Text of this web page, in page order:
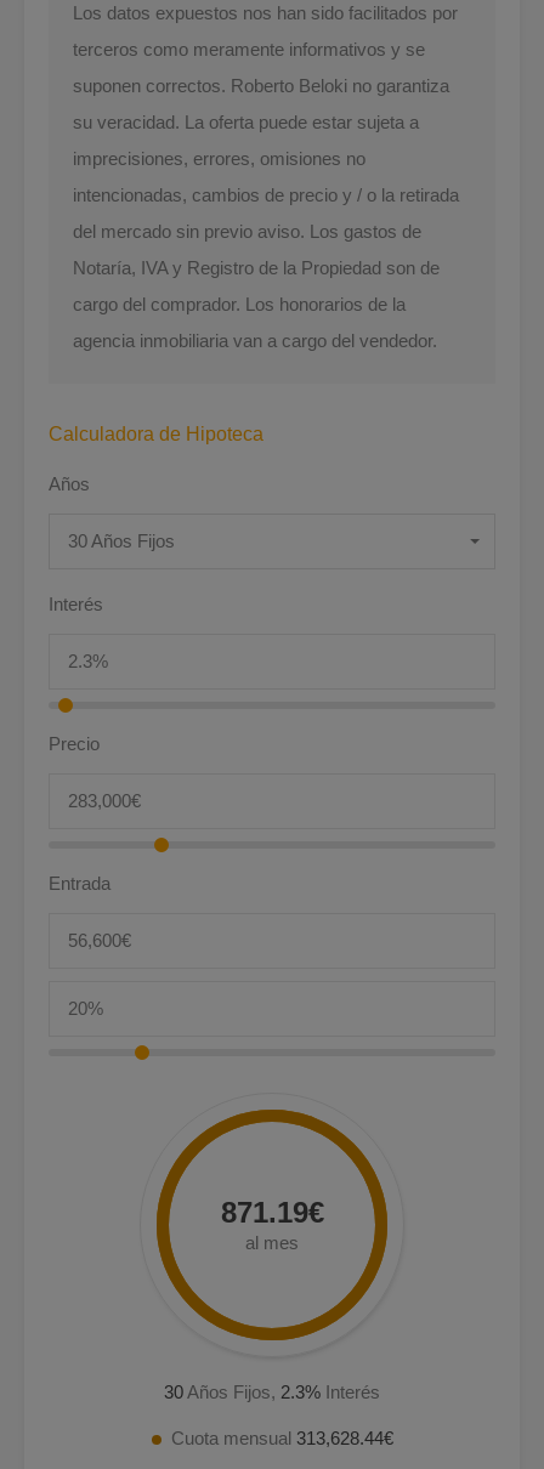
Los datos expuestos nos han sido facilitados por
terceros como meramente informativos y se
suponen correctos. Roberto Beloki no garantiza
su veracidad. La oferta puede estar sujeta a
imprecisiones, errores, omisiones no
intencionadas, cambios de precio y / o la retirada
del mercado sin previo aviso. Los gastos de
Notaría, IVA y Registro de la Propiedad son de
cargo del comprador. Los honorarios de la
agencia inmobiliaria van a cargo del vendedor.
Calculadora de Hipoteca
Años
30 Años Fijos
Interés
Precio
Entrada
871.19€
al mes
30Años Fijos, 2.3% Interés
Cuota mensual 313,628.44€